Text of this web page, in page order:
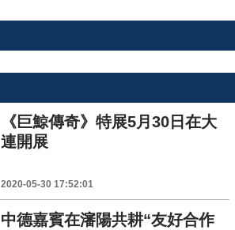
《巨鯨傳奇》特展5月30日在大
連開展
2020-05-30 17:52:01
中德嘉賓在瀋陽共耕“友好合作